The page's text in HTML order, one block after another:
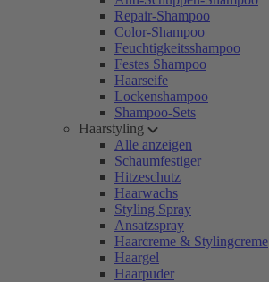
Repair-Shampoo
Color-Shampoo
Feuchtigkeitsshampoo
Festes Shampoo
Haarseife
Lockenshampoo
Shampoo-Sets
Haarstyling
Alle anzeigen
Schaumfestiger
Hitzeschutz
Haarwachs
Styling Spray
Ansatzspray
Haarcreme & Stylingcreme
Haargel
Haarpuder